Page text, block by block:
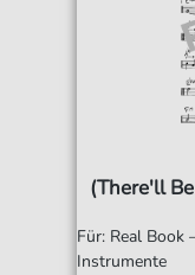
(There'll
Für: Real Book
Instrumente